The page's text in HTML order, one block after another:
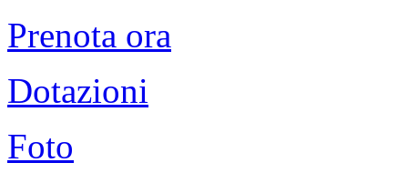
Prenota ora
Dotazioni
Foto